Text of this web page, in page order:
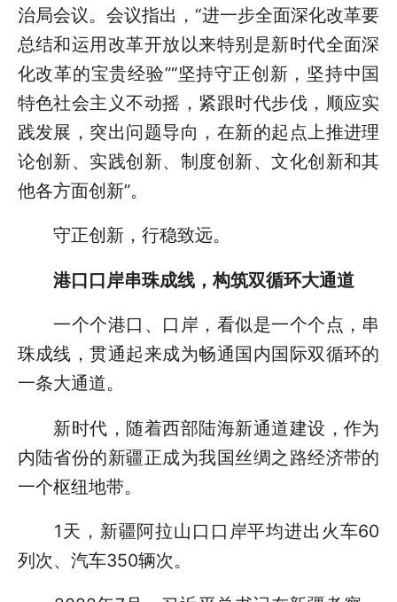
治局会议。会议指出，“进一步全面深化改革要
总结和运用改革开放以来特别是新时代全面深
化改革的宝贵经验”“坚持守正创新，坚持中国
特色社会主义不动摇，紧跟时代步伐，顺应实
践发展，突出问题导向，在新的起点上推进理
论创新、实践创新、制度创新、文化创新和其
他各方面创新”。
守正创新，行稳致远。
港口口岸串珠成线，构筑双循环大通道
一个个港口、口岸，看似是一个个点，串
珠成线，贯通起来成为畅通国内国际双循环的
一条大通道。
新时代，随着西部陆海新通道建设，作为
内陆省份的新疆正成为我国丝绸之路经济带的
一个枢纽地带。
1天，新疆阿拉山口口岸平均进出火车60
列次、汽车350辆次。